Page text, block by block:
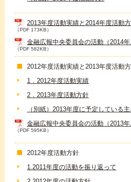
2013年度活動実績と2014年度活動
（PDF 173KB）
金融広報中央委員会の活動（2014年
（PDF 582KB）
2012年度活動実績と2013年度活動
1．2012年度活動実績
2．2013年度活動方針
（別紙）2013年度に予定している
金融広報中央委員会の活動（2013年
（PDF 595KB）
2012年度活動方針
1.2011年度の活動を振り返って